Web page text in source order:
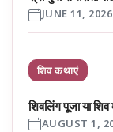
JUNE 11, 2026
शिव कथाएं
शिवलिंग पूजा या
AUGUST 1,